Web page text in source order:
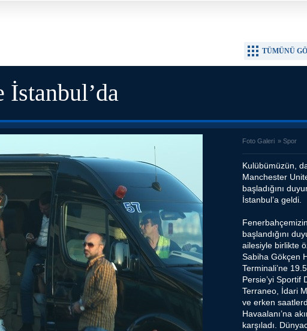
TÜMÜNÜ
İstanbul’da
Foto Galeri » Spor
Kulübümüzün,
Manchester
başladığını
İstanbul’a geldi.
başlandığını
ailesiyle birlikte
Sabiha Gökçen
Terminali’ne
Persie’yi Sportif
Terraneo, İdari
ve erken
Havaalanı’na
karşıladı.